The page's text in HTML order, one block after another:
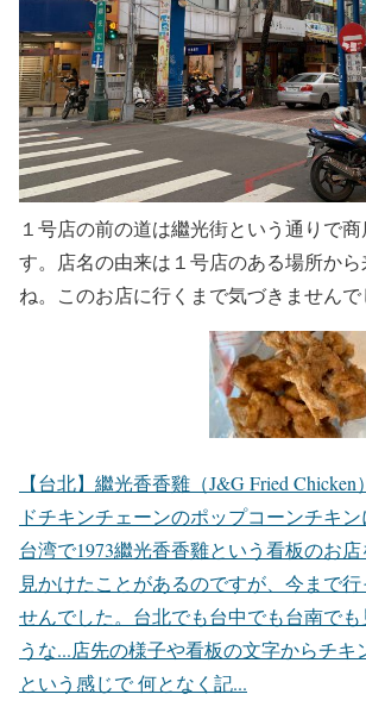
１号店の前の道は繼光街という通りで
す。店名の由来は１号店のある場所か
ね。このお店に行くまで気づきませんで
【台北】繼光香香雞（J&G Fried
ドチキンチェーンのポップコーンチキン
台湾で1973繼光香香雞という看板のお
見かけたことがあるのですが、今まで
せんでした。台北でも台中でも台南で
うな...店先の様子や看板の文字からチキ
という感じで 何となく記...